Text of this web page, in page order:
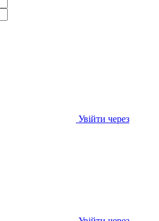
Увійти через